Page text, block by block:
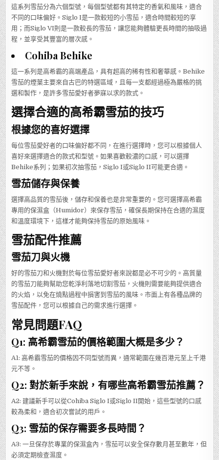
這系列雪茄分為六個型號，每個型號都有其特定的香氣和風味，適合
不同的口味偏好。Siglo I是一款較短的小雪茄，適合時間較短的享
用；而Siglo VI則是一款較長的雪茄，讓您能夠體驗更長時間的抽吸過
程，並享受其豐富的層次感。
Cohiba Behike
這一系列是高希霸的高端產品，具有超高的稀有性和奢華感。Behike
雪茄的煙葉主要來自古巴的特選區域，且每一支都經過極為嚴格的挑
選和製作，是許多雪茄愛好者夢寐以求的款式。
選擇合適的高希霸雪茄的技巧
根據您的喜好選擇
每位雪茄愛好者的口味偏好都不同，在進行選擇時，您可以根據個人
喜好來選擇適合的款式和型號。如果喜歡較濃的口感，可以選擇
Behike系列；如果初次抽雪茄，Siglo I或Siglo II可能更合適。
雪茄儲存與保養
選擇高品質的雪茄後，儲存和保養也是非常重要的。您可選擇高希霸
專用的保濕盒（Humidor）來保存雪茄，確保長期保持在合適的濕度
和溫度環境下，這樣才能夠保持雪茄的原始風味。
雪茄配件推薦
雪茄刀與火機
好的雪茄刀和火機對於每位雪茄愛好者來說都是必不可少的。高質量
的雪茄刀能夠幫助您乾淨利落地切割雪茄，火機則需要能夠提供適合
的火焰，以免在燒點過程中損害到雪茄的風味。市面上有各種品牌的
雪茄配件，您可以根據自己的需求進行選擇。
常見問題FAQ
Q1: 高希霸雪茄的價格範圍大概是多少？
A1: 高希霸雪茄的價格因不同型號而異，通常範圍在幾百港元至上千港
元不等。
Q2: 對於新手來說，有哪些高希霸雪茄推薦？
A2: 建議新手可以從Cohiba Siglo I或Siglo II開始，這些型號的口感
較為柔和，適合初次嘗試的用戶。
Q3: 雪茄的保存需要多長時間？
A3: 一旦保存於專業的保濕盒內，雪茄可以安全保存數月甚至數年，但
必須定期檢查濕度。